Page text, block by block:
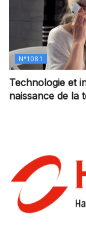
N°1081
Technologie et
naissance de la